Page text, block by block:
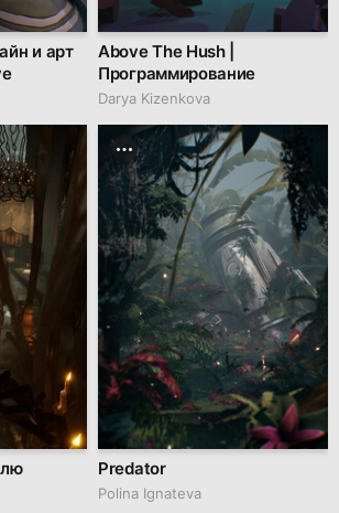
и арт
Above The Hush |
Программирование
Darya Kizenkova
Predator
Polina Ignateva